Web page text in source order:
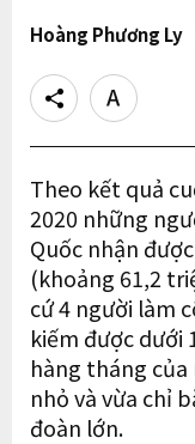
Hoàng Phương Ly
Share
Text
size
Theo kết quả
2020 những
Quốc nhận
(khoảng 61,2
cứ 4 người làm
kiếm được dưới
hàng tháng
nhỏ và vừa chỉ
đoàn lớn.